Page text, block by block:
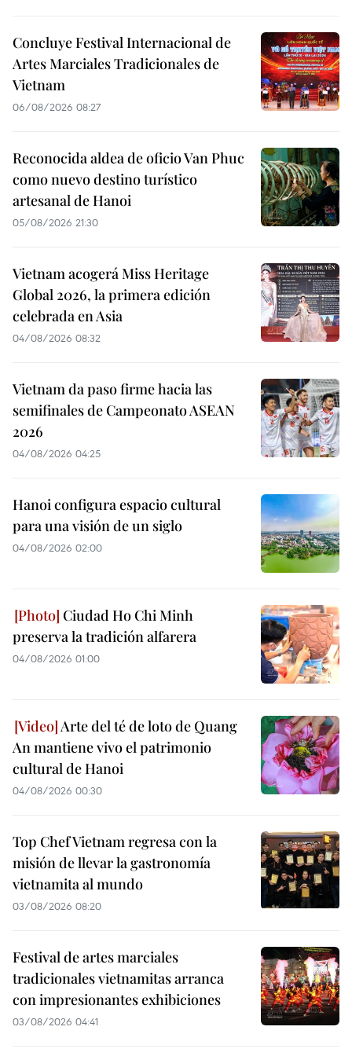
Concluye Festival Internacional de
Artes Marciales Tradicionales de
Vietnam
06/08/2026 08:27
Reconocida aldea de oficio Van Phuc
como nuevo destino turístico
artesanal de Hanoi
05/08/2026 21:30
Vietnam acogerá Miss Heritage
Global 2026, la primera edición
celebrada en Asia
04/08/2026 08:32
Vietnam da paso firme hacia las
semifinales de Campeonato ASEAN
2026
04/08/2026 04:25
Hanoi configura espacio cultural
para una visión de un siglo
04/08/2026 02:00
Ciudad Ho Chi Minh
preserva la tradición alfarera
04/08/2026 01:00
Arte del té de loto de Quang
An mantiene vivo el patrimonio
cultural de Hanoi
04/08/2026 00:30
Top Chef Vietnam regresa con la
misión de llevar la gastronomía
vietnamita al mundo
03/08/2026 08:20
Festival de artes marciales
tradicionales vietnamitas arranca
con impresionantes exhibiciones
03/08/2026 04:41